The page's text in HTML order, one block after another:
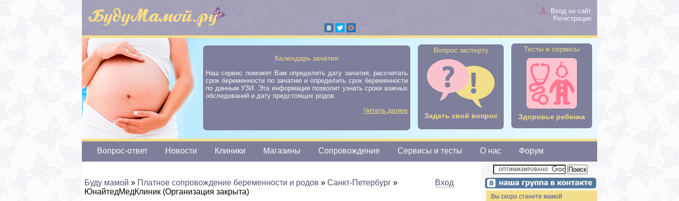
Вход на сайт
Регистрация
Календарь зачатия
Наш сервис поможет Вам определить дату зачатия, рассчитать
срок беременности по зачатию и определить срок беременности
по данным УЗИ. Эта информация позволит узнать сроки важных
обследований и дату предстоящих родов.
Читать далее
Вопрос эксперту
Задать свой вопрос
Тесты и сервисы
Здоровье ребенка
Вопрос-ответ Новости Клиники Магазины Сопровождение Сервисы и тесты О нас Форум
Буду мамой » Платное сопровождение беременности и родов » Санкт-Петербург »
ЮнайтедМедКлиник (Организация закрыта)
Вход
Вы скоро станете мамой